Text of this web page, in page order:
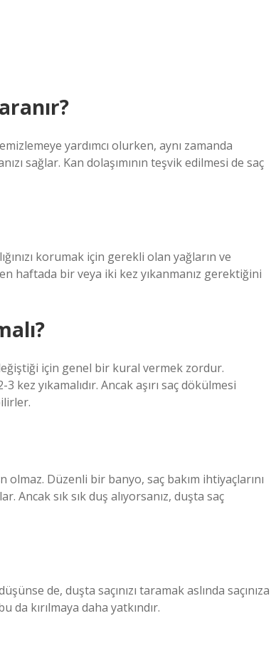
yardımcı olurken, aynı zamanda
sağlar. Kan dolaşımının teşvik edilmesi de saç
korumak için gerekli olan yağların ve
haftada bir veya iki kez yıkanmanız gerektiğini
için genel bir kural vermek zordur.
kez yıkamalıdır. Ancak aşırı saç dökülmesi
olmaz. Düzenli bir banyo, saç bakım ihtiyaçlarını
Ancak sık sık duş alıyorsanız, duşta saç
de, duşta saçınızı taramak aslında saçınıza
da kırılmaya daha yatkındır.